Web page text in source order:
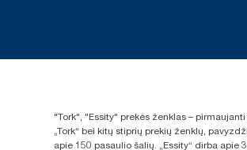
"Tork", "Essity" prekės ženklas –
„Tork“ bei kitų stiprių prekių ženklų,
apie 150 pasaulio šalių. „Essity“ dirba